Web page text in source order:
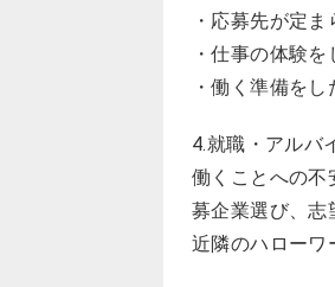
・応募先が定
・仕事の体験
・働く準備を
4.就職・アルバ
働くことへの不
募企業選び、志
近隣のハローワ